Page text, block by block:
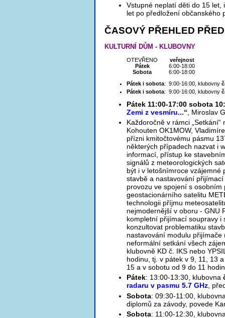
Vstupné neplatí děti do 15
let po předložení občanského
ČASOVÝ PŘEHLED
KULTURNÍ DŮM - KLUBOVNY
OTEVŘENO
veřejnost
Pátek
6:00-18:00
Sobota
6:00-18:00
Pátek i sobota: 9:00-16:00, klubovny
Pátek i sobota: 9:00-16:00, klubovny
Pátek 11:00-17:00 sobota
Zemi z vesmíru...“, Miroslav
Každoročně v rámci
Kohouten OK1MOW,
přízni kmitočtovému pásmu
některých případech nazvat i
informací, přístup ke
signálů z meteorologických
být i v letošnímroce
stavbě a nastavování
provozu ve spojení s
geostacionárního satelitu
technologii příjmu
nejmodernější v oboru - GNU
kompletní přijímací soupravy i
konzultovat problematiku
nastavování modulu
neformální setkání všech
klubovně KD č. IKS nebo
hodinu, tj. v pátek v 9, 11, 13
15 a v sobotu od 9 do 11
Pátek: 13:00-13:30, klubovna
radaru v pasmu 5.7 GHz,
Sobota: 09:30-11:00,
diplomů za závody, povede
Sobota: 11:00-12:30,